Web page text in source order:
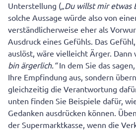
Unterstellung („Du willst mir etwas
solche Aussage würde also von
verständlicherweise eher als
Ausdruck eines Gefühls. Das
auslöst, wäre vielleicht Ärger. Dann
bin ärgerlich.“In dem Sie das
Ihre Empfindung aus, sondern
gleichzeitig die Verantwortung
unten finden Sie Beispiele dafür,
Gedanken ausdrücken können.
der Supermarktkasse, wenn die